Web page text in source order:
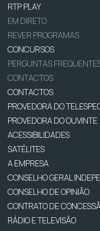
RTP PLAY
EM DIRETO
REVER PROGRAMAS
CONCURSOS
PERGUNTAS
CONTACTOS
CONTACTOS
PROVEDORA DO
PROVEDORA DO OUVINTE
ACESSIBILIDADES
SATÉLITES
A EMPRESA
CONSELHO GERAL
CONSELHO DE OPINIÃO
CONTRATO DE
RÁDIO E TELEVISÃO